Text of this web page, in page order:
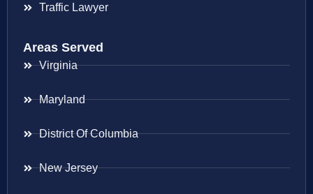
Traffic Lawyer
Areas Served
Virginia
Maryland
District Of Columbia
New Jersey